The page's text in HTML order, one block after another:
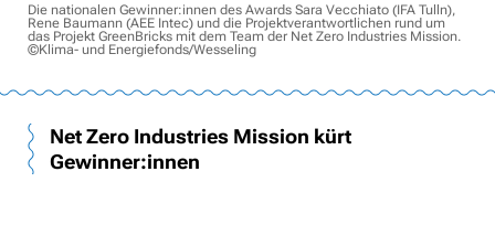
Die nationalen Gewinner:innen des Awards Sara Vecchiato (IFA Tulln),
Rene Baumann (AEE Intec) und die Projektverantwortlichen rund um
das Projekt GreenBricks mit dem Team der Net Zero Industries Mission.
©Klima- und Energiefonds/Wesseling
Net Zero Industries Mission kürt
Gewinner:innen